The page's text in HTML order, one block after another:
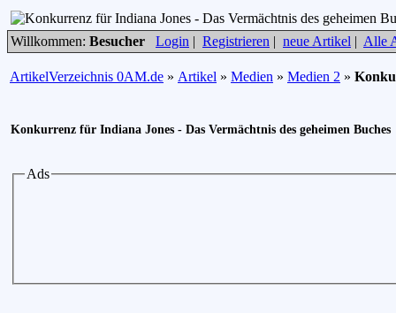
Willkommen: Besucher Login | Registrieren | neue Artikel | Alle
ArtikelVerzeichnis 0AM.de » Artikel » Medien » Medien 2 »
Konkurrenz für Indiana Jones - Das Vermächtnis des geheimen Buches
Ads